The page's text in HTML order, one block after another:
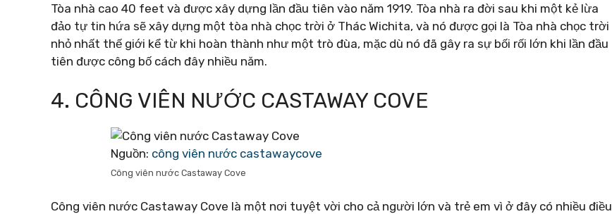
Tòa nhà cao 40 feet và được xây dựng lần đầu tiên vào năm 1919. Tòa nhà ra đời sau khi một kẻ lừa
đảo tự tin hứa sẽ xây dựng một tòa nhà chọc trời ở Thác Wichita, và nó được gọi là Tòa nhà chọc trời
nhỏ nhất thế giới kể từ khi hoàn thành như một trò đùa, mặc dù nó đã gây ra sự bối rối lớn khi lần đầu
tiên được công bố cách đây nhiều năm.
4. CÔNG VIÊN NƯỚC CASTAWAY COVE
Nguồn: công viên nước castawaycove
Công viên nước Castaway Cove
Công viên nước Castaway Cove là một nơi tuyệt vời cho cả người lớn và trẻ em vì ở đây có nhiều điều